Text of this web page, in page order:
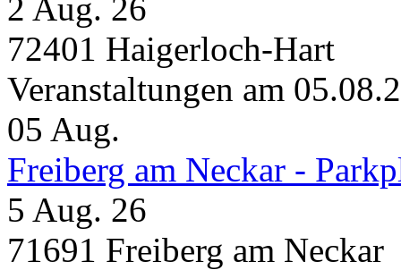
2 Aug. 26
72401 Haigerloch-Hart
Veranstaltungen am
05 Aug.
Freiberg am Neckar -
5 Aug. 26
71691 Freiberg am Neckar